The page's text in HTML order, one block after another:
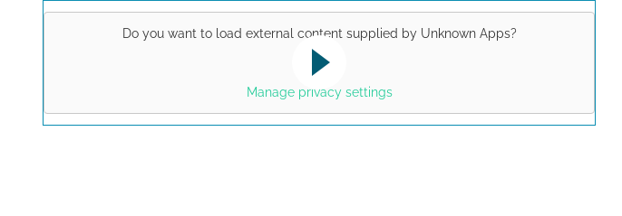
Do you want to load external content supplied by Unknown Apps?
Yes
Manage privacy settings
This link opens a YouTube video. Please
note the data protection regulations valid
for this site.